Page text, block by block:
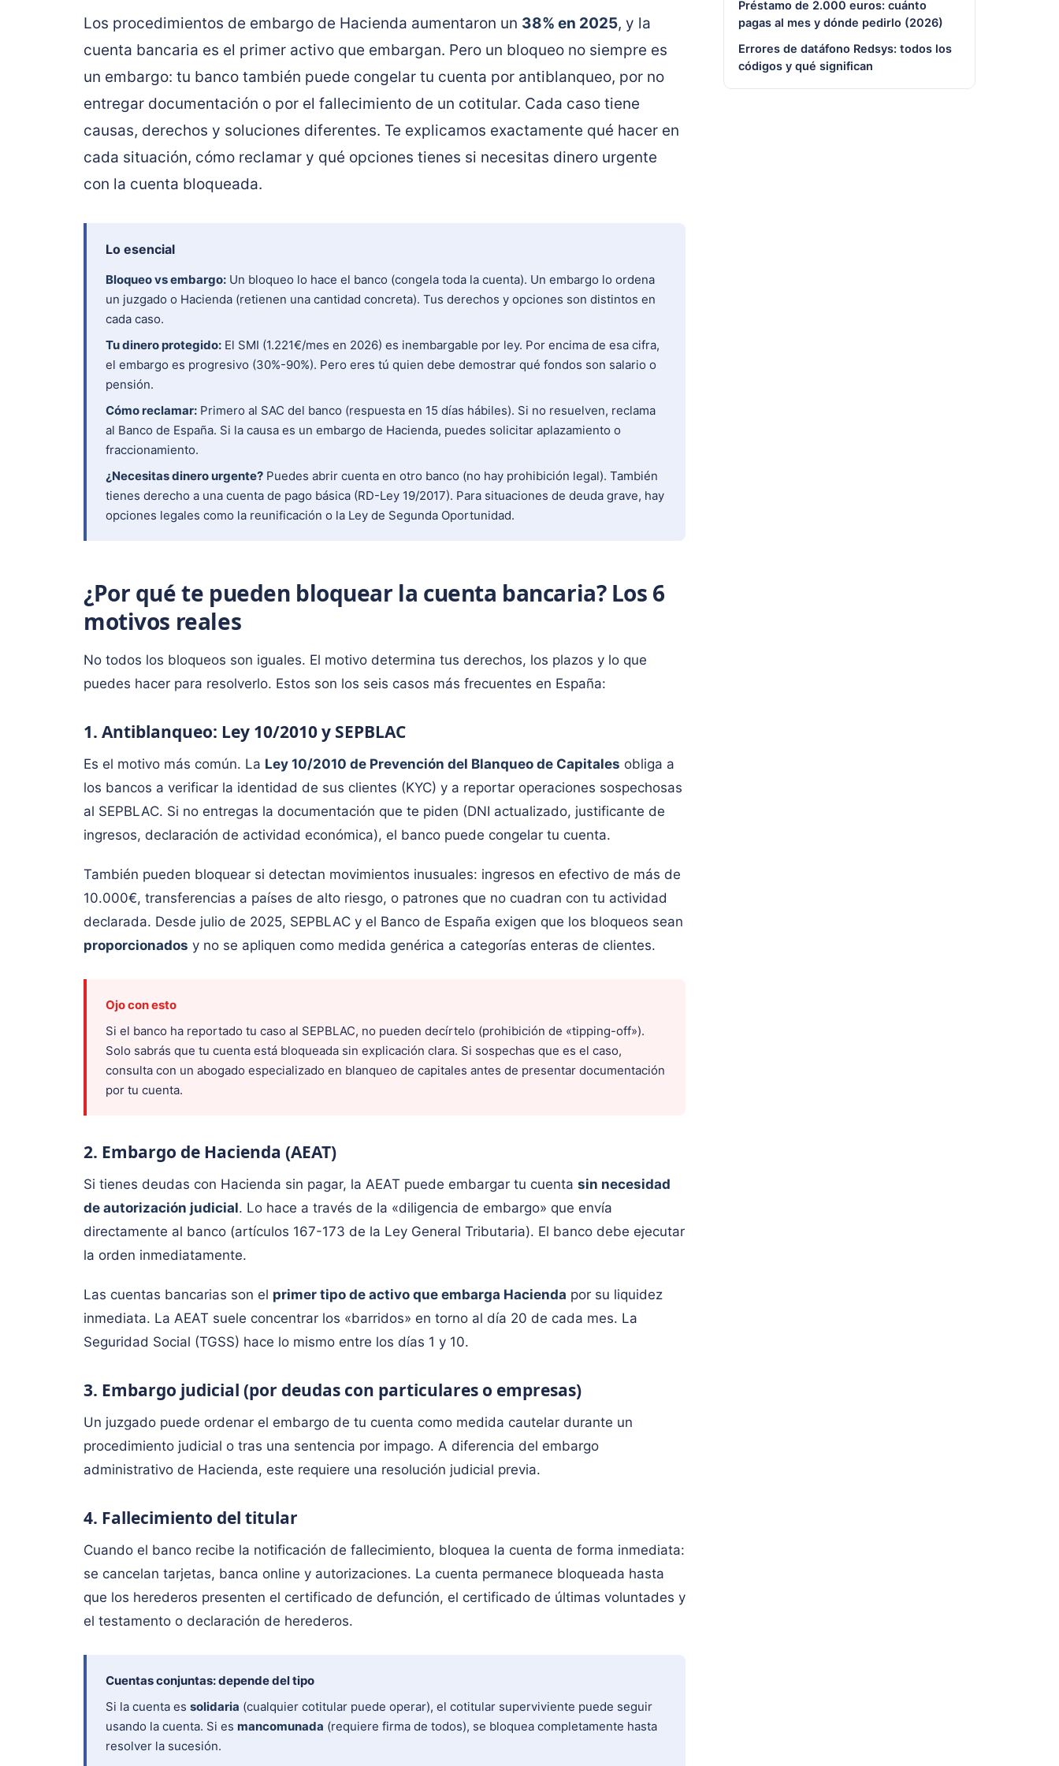
Los procedimientos de embargo de Hacienda aumentaron un 38% en 2025, y la
cuenta bancaria es el primer activo que embargan. Pero un bloqueo no siempre es
un embargo: tu banco también puede congelar tu cuenta por antiblanqueo, por no
entregar documentación o por el fallecimiento de un cotitular. Cada caso tiene
causas, derechos y soluciones diferentes. Te explicamos exactamente qué hacer en
cada situación, cómo reclamar y qué opciones tienes si necesitas dinero urgente
con la cuenta bloqueada.
Lo esencial
Bloqueo vs embargo: Un bloqueo lo hace el banco (congela toda la cuenta). Un embargo lo ordena
un juzgado o Hacienda (retienen una cantidad concreta). Tus derechos y opciones son distintos en
cada caso.
Tu dinero protegido: El SMI (1.221€/mes en 2026) es inembargable por ley. Por encima de esa cifra,
el embargo es progresivo (30%-90%). Pero eres tú quien debe demostrar qué fondos son salario o
pensión.
Cómo reclamar: Primero al SAC del banco (respuesta en 15 días hábiles). Si no resuelven, reclama
al Banco de España. Si la causa es un embargo de Hacienda, puedes solicitar aplazamiento o
fraccionamiento.
¿Necesitas dinero urgente? Puedes abrir cuenta en otro banco (no hay prohibición legal). También
tienes derecho a una cuenta de pago básica (RD-Ley 19/2017). Para situaciones de deuda grave, hay
opciones legales como la reunificación o la Ley de Segunda Oportunidad.
¿Por qué te pueden bloquear la cuenta bancaria? Los 6
motivos reales
No todos los bloqueos son iguales. El motivo determina tus derechos, los plazos y lo que
puedes hacer para resolverlo. Estos son los seis casos más frecuentes en España:
1. Antiblanqueo: Ley 10/2010 y SEPBLAC
Es el motivo más común. La Ley 10/2010 de Prevención del Blanqueo de Capitales obliga a
los bancos a verificar la identidad de sus clientes (KYC) y a reportar operaciones sospechosas
al SEPBLAC. Si no entregas la documentación que te piden (DNI actualizado, justificante de
ingresos, declaración de actividad económica), el banco puede congelar tu cuenta.
También pueden bloquear si detectan movimientos inusuales: ingresos en efectivo de más de
10.000€, transferencias a países de alto riesgo, o patrones que no cuadran con tu actividad
declarada. Desde julio de 2025, SEPBLAC y el Banco de España exigen que los bloqueos sean
proporcionados y no se apliquen como medida genérica a categorías enteras de clientes.
Ojo con esto
Si el banco ha reportado tu caso al SEPBLAC, no pueden decírtelo (prohibición de «tipping-off»).
Solo sabrás que tu cuenta está bloqueada sin explicación clara. Si sospechas que es el caso,
consulta con un abogado especializado en blanqueo de capitales antes de presentar documentación
por tu cuenta.
2. Embargo de Hacienda (AEAT)
Si tienes deudas con Hacienda sin pagar, la AEAT puede embargar tu cuenta sin necesidad
de autorización judicial. Lo hace a través de la «diligencia de embargo» que envía
directamente al banco (artículos 167-173 de la Ley General Tributaria). El banco debe ejecutar
la orden inmediatamente.
Las cuentas bancarias son el primer tipo de activo que embarga Hacienda por su liquidez
inmediata. La AEAT suele concentrar los «barridos» en torno al día 20 de cada mes. La
Seguridad Social (TGSS) hace lo mismo entre los días 1 y 10.
3. Embargo judicial (por deudas con particulares o empresas)
Un juzgado puede ordenar el embargo de tu cuenta como medida cautelar durante un
procedimiento judicial o tras una sentencia por impago. A diferencia del embargo
administrativo de Hacienda, este requiere una resolución judicial previa.
4. Fallecimiento del titular
Cuando el banco recibe la notificación de fallecimiento, bloquea la cuenta de forma inmediata:
se cancelan tarjetas, banca online y autorizaciones. La cuenta permanece bloqueada hasta
que los herederos presenten el certificado de defunción, el certificado de últimas voluntades y
el testamento o declaración de herederos.
Cuentas conjuntas: depende del tipo
Si la cuenta es solidaria (cualquier cotitular puede operar), el cotitular superviviente puede seguir
usando la cuenta. Si es mancomunada (requiere firma de todos), se bloquea completamente hasta
resolver la sucesión.
Préstamo de 2.000 euros: cuánto
pagas al mes y dónde pedirlo (2026)
Errores de datáfono Redsys: todos los
códigos y qué significan